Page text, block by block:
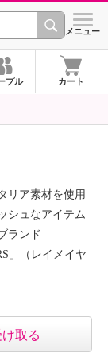
ショッ
メニュー
プル カート
リア素材を使用
シュなアイテム
ランド
」（レイメイヤ
取る